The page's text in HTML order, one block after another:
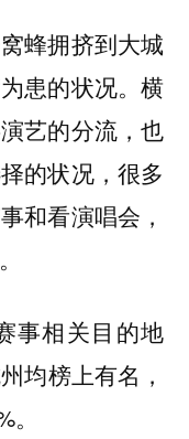
蜂拥挤到大城
患的状况。横
艺的分流，也
的状况，很多
和看演唱会，
事相关目的地
均榜上有名，
。